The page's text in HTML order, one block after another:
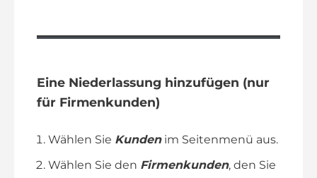
Eine Niederlassung hinzufügen (nur
für Firmenkunden)
Wählen Sie Kundenim Seitenmenü aus.
Wählen Sie den Firmenkunden, den Sie